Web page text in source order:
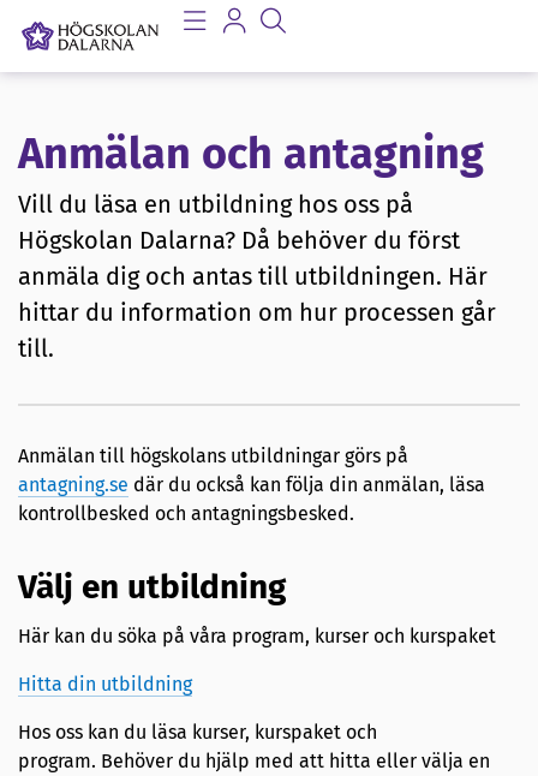
Anmälan och antagning
Vill du läsa en utbildning hos oss på
Högskolan Dalarna? Då behöver du först
anmäla dig och antas till utbildningen. Här
hittar du information om hur processen går
till.
Anmälan till högskolans utbildningar görs på
antagning.se där du också kan följa din anmälan, läsa
kontrollbesked och antagningsbesked.
Välj en utbildning
Här kan du söka på våra program, kurser och kurspaket
Hitta din utbildning
Hos oss kan du läsa kurser, kurspaket och
program. Behöver du hjälp med att hitta eller välja en